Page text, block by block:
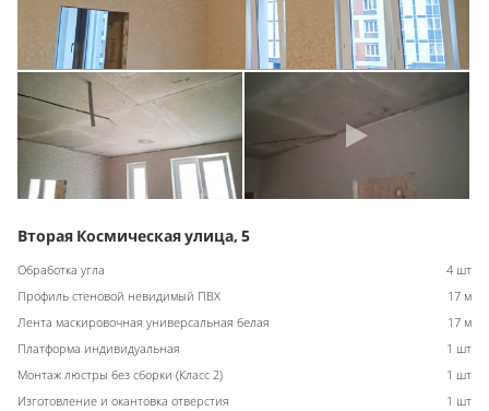
Вторая Космическая улица, 5
Обработка угла
4 шт
Профиль стеновой невидимый ПВХ
17 м
Лента маскировочная универсальная белая
17 м
Платформа индивидуальная
1 шт
Монтаж люстры без сборки (Класс 2)
1 шт
Изготовление и окантовка отверстия
1 шт